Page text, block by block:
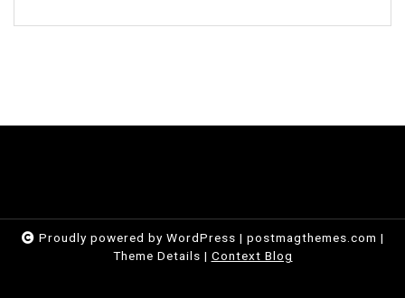
Proudly powered by WordPress | postmagthemes.com |
Theme Details | Context Blog